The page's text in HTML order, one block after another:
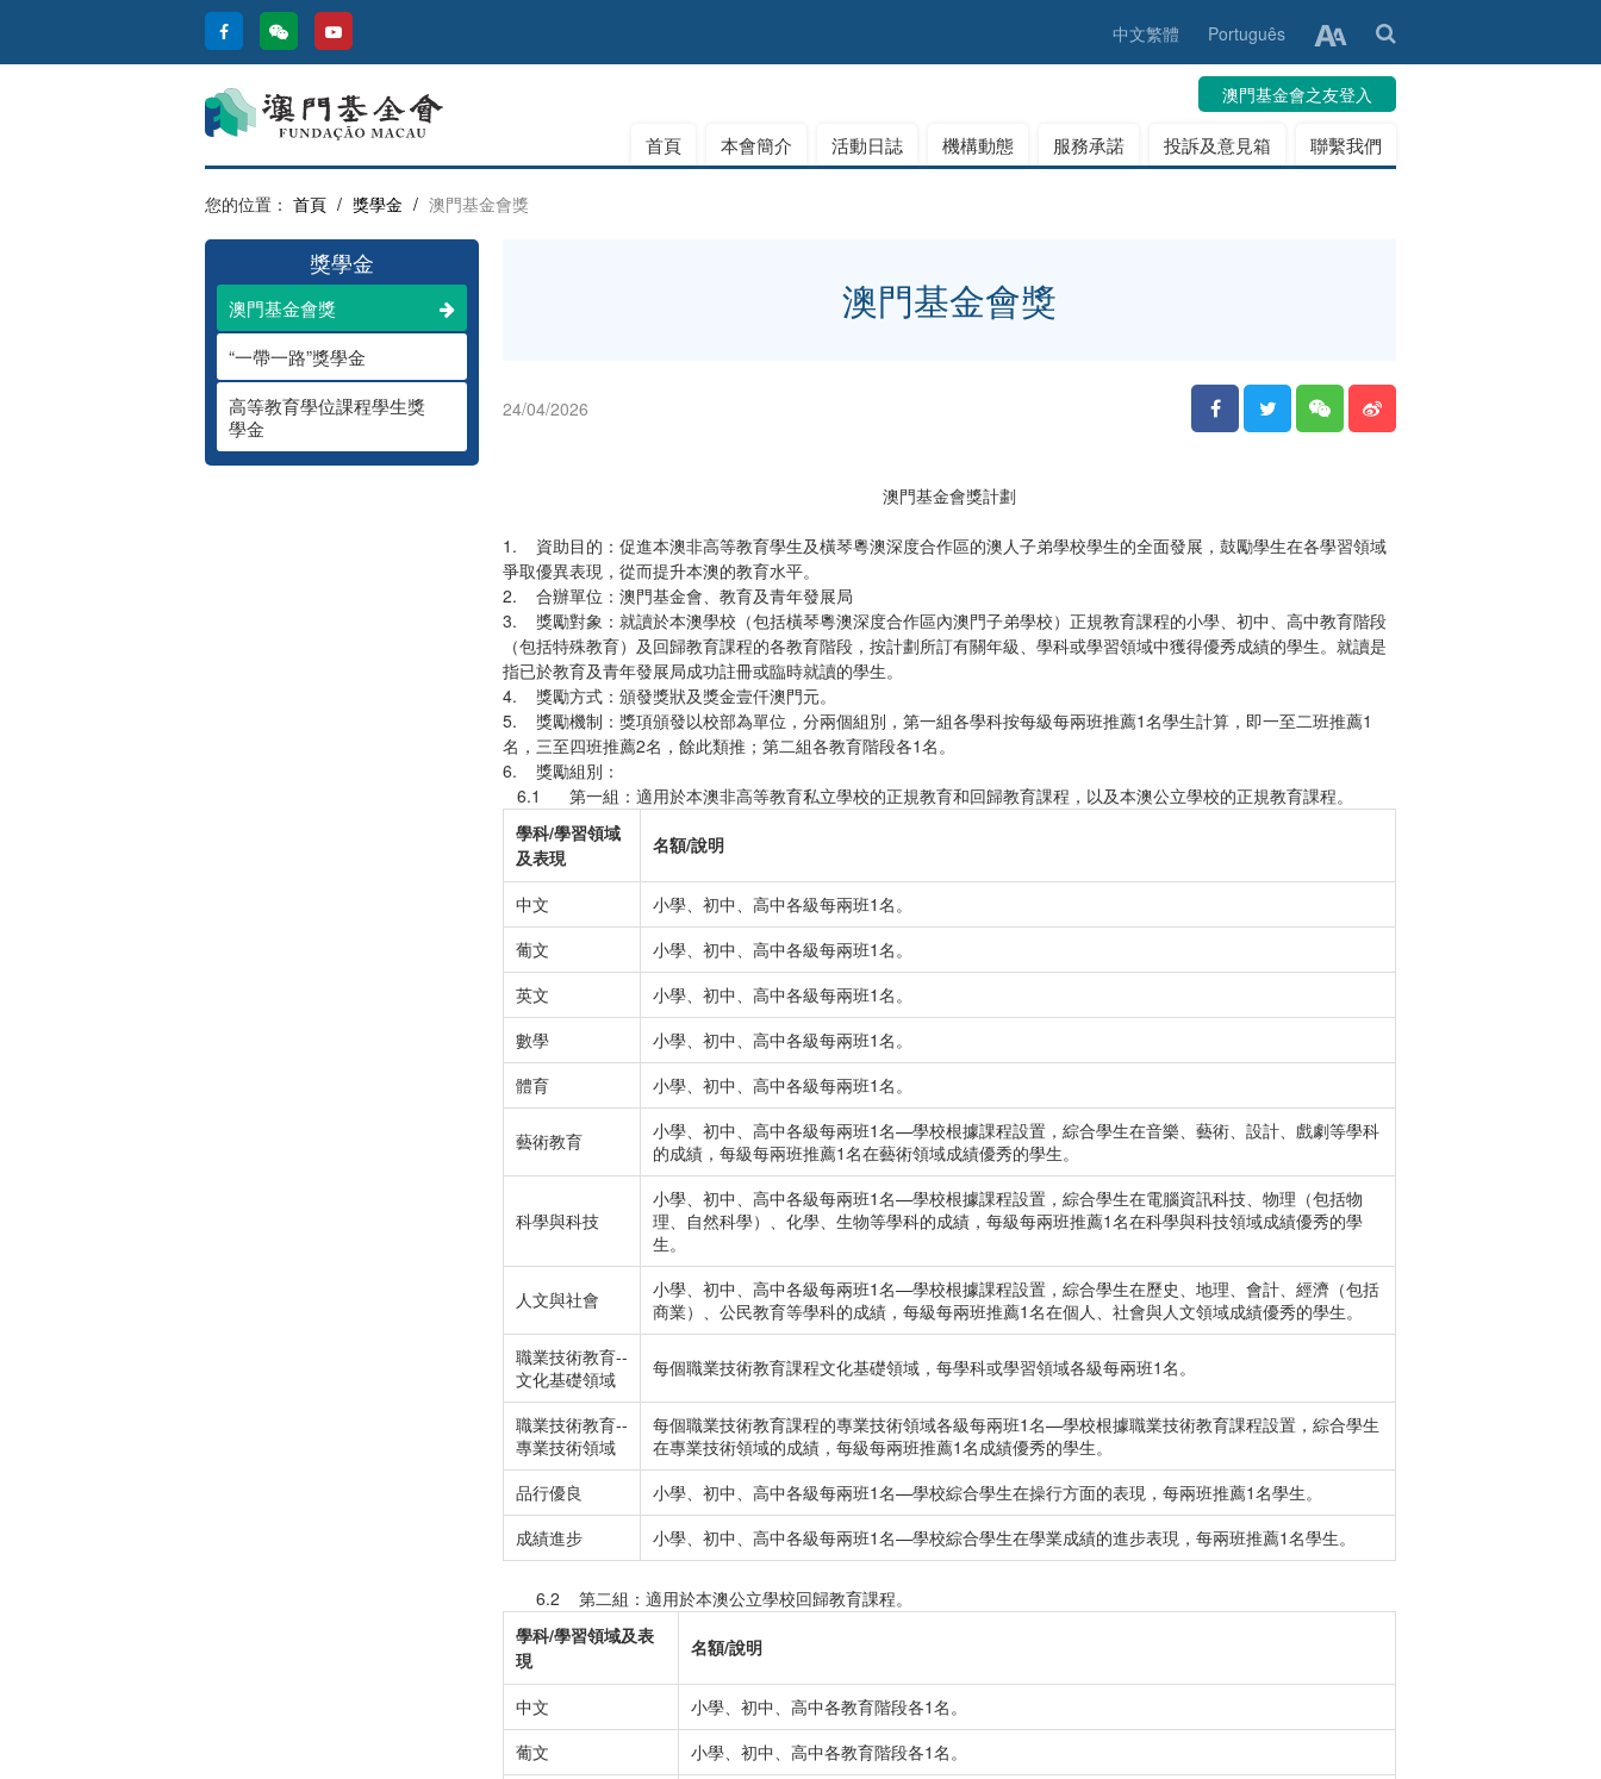
中文繁體 Português
澳門基金會之友登入
首頁 本會簡介 活動日誌 機構動態 服務承諾 投訴及意見箱 聯繫我們
您的位置： 首頁 / 獎學金 / 澳門基金會獎
獎學金
澳門基金會獎
“一帶一路”獎學金
高等教育學位課程學生獎
學金
澳門基金會獎
24/04/2026
澳門基金會獎計劃
1. 資助目的：促進本澳非高等教育學生及橫琴粵澳深度合作區的澳人子弟學校學生的全面發展，鼓勵學生在各學習領域
爭取優異表現，從而提升本澳的教育水平。
2. 合辦單位：澳門基金會、教育及青年發展局
3. 獎勵對象：就讀於本澳學校（包括橫琴粵澳深度合作區內澳門子弟學校）正規教育課程的小學、初中、高中教育階段
（包括特殊教育）及回歸教育課程的各教育階段，按計劃所訂有關年級、學科或學習領域中獲得優秀成績的學生。就讀是
指已於教育及青年發展局成功註冊或臨時就讀的學生。
4. 獎勵方式：頒發獎狀及獎金壹仟澳門元。
5. 獎勵機制：獎項頒發以校部為單位，分兩個組別，第一組各學科按每級每兩班推薦1名學生計算，即一至二班推薦1
名，三至四班推薦2名，餘此類推；第二組各教育階段各1名。
6. 獎勵組別：
6.1 第一組：適用於本澳非高等教育私立學校的正規教育和回歸教育課程，以及本澳公立學校的正規教育課程。
學科/學習領域
及表現
名額/說明
中文
小學、初中、高中各級每兩班1名。
葡文
小學、初中、高中各級每兩班1名。
英文
小學、初中、高中各級每兩班1名。
數學
小學、初中、高中各級每兩班1名。
體育
小學、初中、高中各級每兩班1名。
藝術教育
小學、初中、高中各級每兩班1名—學校根據課程設置，綜合學生在音樂、藝術、設計、戲劇等學科
的成績，每級每兩班推薦1名在藝術領域成績優秀的學生。
科學與科技
小學、初中、高中各級每兩班1名—學校根據課程設置，綜合學生在電腦資訊科技、物理（包括物
理、自然科學）、化學、生物等學科的成績，每級每兩班推薦1名在科學與科技領域成績優秀的學
生。
人文與社會
小學、初中、高中各級每兩班1名—學校根據課程設置，綜合學生在歷史、地理、會計、經濟（包括
商業）、公民教育等學科的成績，每級每兩班推薦1名在個人、社會與人文領域成績優秀的學生。
職業技術教育--
文化基礎領域
每個職業技術教育課程文化基礎領域，每學科或學習領域各級每兩班1名。
職業技術教育--
專業技術領域
每個職業技術教育課程的專業技術領域各級每兩班1名—學校根據職業技術教育課程設置，綜合學生
在專業技術領域的成績，每級每兩班推薦1名成績優秀的學生。
品行優良
小學、初中、高中各級每兩班1名—學校綜合學生在操行方面的表現，每兩班推薦1名學生。
成績進步
小學、初中、高中各級每兩班1名—學校綜合學生在學業成績的進步表現，每兩班推薦1名學生。
6.2 第二組：適用於本澳公立學校回歸教育課程。
學科/學習領域及表
現
名額/說明
中文
小學、初中、高中各教育階段各1名。
葡文
小學、初中、高中各教育階段各1名。